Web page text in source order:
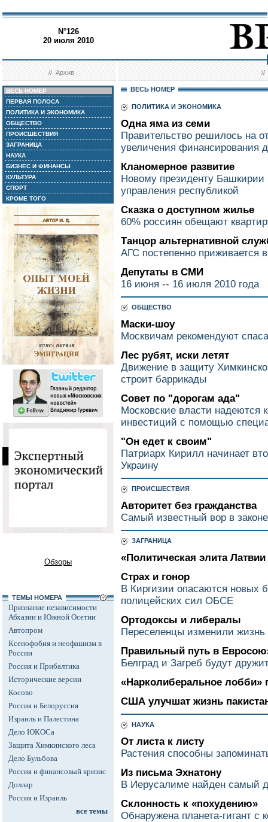
N°126
20 июля 2010
//Архив //
ВЕСЬ НОМЕР
ПЕРВАЯ ПОЛОСА
ПОЛИТИКА И ЭКОНОМИКА
ОБЩЕСТВО
ПРОИСШЕСТВИЯ
ЗАГРАНИЦА
НАУКА
БИЗНЕС И ФИНАНСЫ
КУЛЬТУРА
СПОРТ
КРОМЕ ТОГО
Обзоры
ТЕМЫ НОМЕРА
Признание независимости
Абхазии и Южной Осетии
Автопром
Ксенофобия и неофашизм в
России
Россия и Прибалтика
Исторические версии
Косово
Россия и Белоруссия
Израиль и Палестина
Дело ЮКОСа
Защита Химкинского леса
Дело Бульбова
Россия и финансовый кризис
Доллар
Россия и Израиль
все темы
ВЕСЬ НОМЕР
ПОЛИТИКА И ЭКОНОМИКА
Одна яма из семи
Правительство решилось на
увеличения финансирования
Кланомерное развитие
Новому президенту Башкирии
управления республикой
Сказка о доступном жилье
60% россиян обещают
Танцор альтернативной
АГС постепенно приживается
Депутаты в СМИ
16 июня -- 16 июля 2010 года
ОБЩЕСТВО
Маски-шоу
Москвичам рекомендуют
Лес рубят, иски летят
Движение в защиту
строит баррикады
Совет по "дорогам ада"
Московские власти надеются
инвестиций с помощью
"Он едет к своим"
Патриарх Кирилл начинает
Украину
ПРОИСШЕСТВИЯ
Авторитет без гражданства
Самый известный вор в
ЗАГРАНИЦА
«Политическая элита
Страх и гонор
В Киргизии опасаются новых
полицейских сил ОБСЕ
Ортодоксы и либералы
Переселенцы изменили
Правильный путь в
Белград и Загреб будут
«Нарколиберальное лобби»
США улучшат жизнь
НАУКА
От листа к листу
Растения способны
Из письма Эхнатону
В Иерусалиме найден самый
Склонность к «похудению»
Обнаружена планета-гигант с